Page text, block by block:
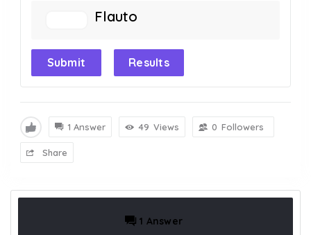
Flauto
Submit Results
1 Answer 49 Views 0 Followers
Share
1 Answer